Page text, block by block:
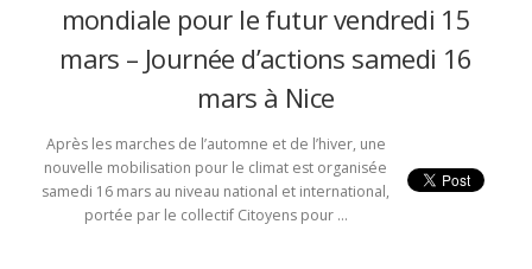
mondiale pour le futur vendredi 15
mars – Journée d’actions samedi 16
mars à Nice
Après les marches de l’automne et de l’hiver, une
nouvelle mobilisation pour le climat est organisée
samedi 16 mars au niveau national et international,
portée par le collectif Citoyens pour …